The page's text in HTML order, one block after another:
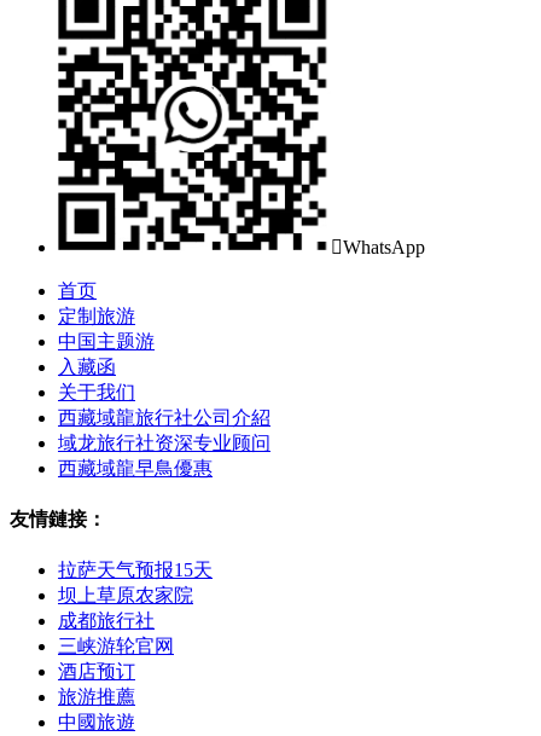
WhatsApp
首页
定制旅游
中国主题游
入藏函
关于我们
西藏域龍旅行社公司介紹
域龙旅行社资深专业顾问
西藏域龍早鳥優惠
友情鏈接：
拉萨天气预报15天
坝上草原农家院
成都旅行社
三峡游轮官网
酒店预订
旅游推薦
中國旅遊